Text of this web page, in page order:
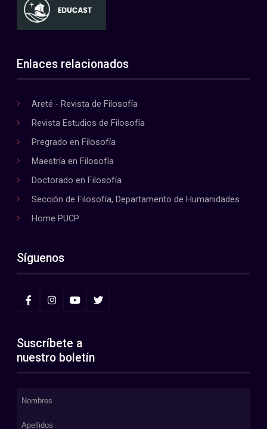
Enlaces relacionados
Areté - Revista de Filosofía
Revista Estudios de Filosofía
Pregrado en Filosofía
Maestría en Filosofía
Doctorado en Filosofía
Sección de Filosofía, Departamento de Humanidades
Home PUCP
Síguenos
Suscríbete a
nuestro boletín